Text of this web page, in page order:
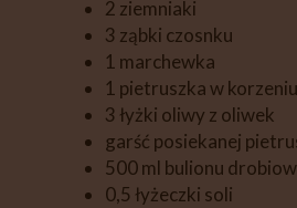
2 ziemniaki
3 ząbki czosnku
1 marchewka
1 pietruszka w korzeniu
3 łyżki oliwy z oliwek
garść posiekanej
500 ml bulionu
0,5 łyżeczki soli